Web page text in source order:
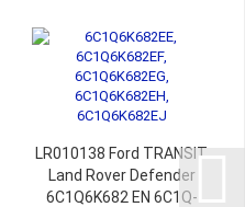
LR010138 Ford TRANSIT
Land Rover Defender
6C1Q6K682 EN 6C1Q-